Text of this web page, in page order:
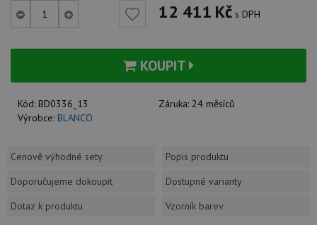
12 411 Kč s DPH
KOUPIT
Kód: BD0336_13 Záruka: 24 měsíců
Výrobce: BLANCO
Cenově výhodné sety
Popis produktu
Doporučujeme dokoupit
Dostupné varianty
Dotaz k produktu
Vzorník barev